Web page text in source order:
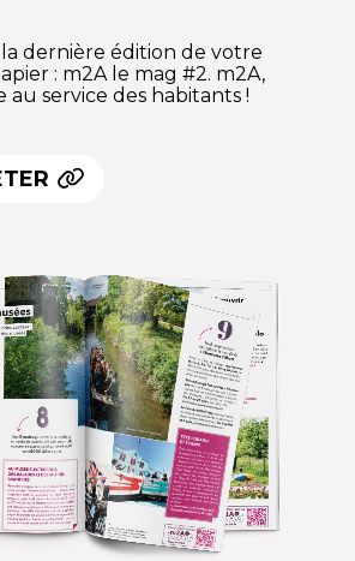
dernière édition de votre
: m2A le mag #2. m2A,
service des habitants !